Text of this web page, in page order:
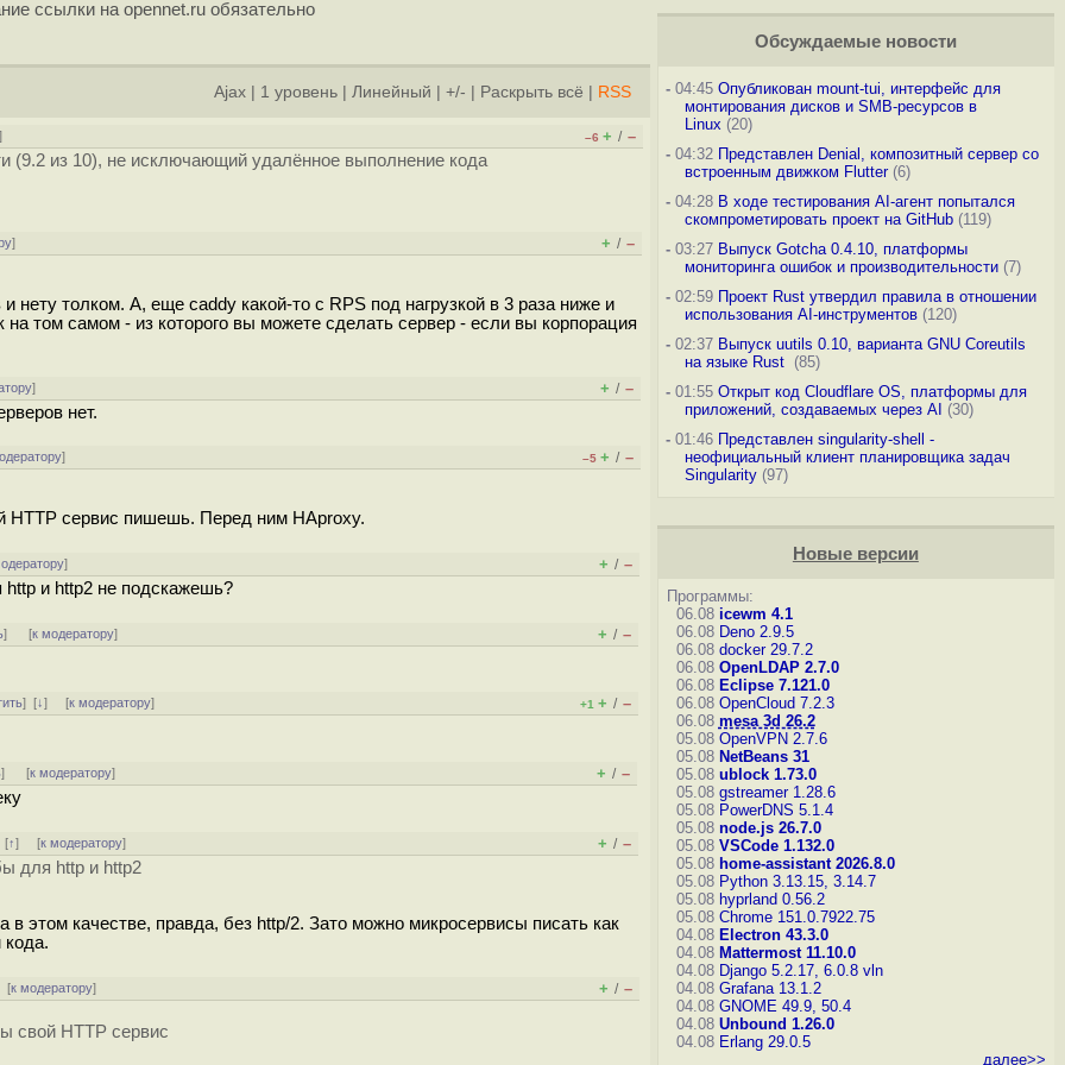
ссылки на opennet.ru обязательно
Ajax 1 уровень Линейный +/- Раскрыть всё RSS
] –6 + / –
(9.2 из 10), не исключающий удалённое выполнение кода
] + / –
нету толком. А, еще caddy какой-то с RPS под нагрузкой в 3 раза ниже и
том самом - из которого вы можете сделать сервер - если вы корпорация
] + / –
нет.
] –5 + / –
HTTP сервис пишешь. Перед ним HAproxy.
] + / –
и http2 не подскажешь?
] [к модератору] + / –
][↓] [к модератору] +1 + / –
] [к модератору] + / –
[↑] [к модератору] + / –
для http и http2
этом качестве, правда, без http/2. Зато можно микросервисы писать как
[к модератору] + / –
свой HTTP сервис
Обсуждаемые новости
-04:45 Опубликован mount-tui, интерфейс для
монтирования дисков и SMB-ресурсов в
Linux (20)
-04:32 Представлен Denial, композитный сервер со
встроенным движком Flutter(6)
-04:28 В ходе тестирования AI-агент попытался
скомпрометировать проект на GitHub(119)
-03:27 Выпуск Gotcha 0.4.10, платформы
мониторинга ошибок и производительности(7)
-02:59 Проект Rust утвердил правила в отношении
использования AI-инструментов(120)
-02:37 Выпуск uutils 0.10, варианта GNU Coreutils
на языке Rust (85)
-01:55 Открыт код Cloudflare OS, платформы для
приложений, создаваемых через AI (30)
-01:46 Представлен singularity-shell -
неофициальный клиент планировщика задач
Singularity(97)
Новые версии
Программы:
06.08 icewm 4.1
06.08 Deno 2.9.5
06.08 docker 29.7.2
06.08 OpenLDAP 2.7.0
06.08 Eclipse 7.121.0
06.08 OpenCloud 7.2.3
06.08 mesa 3d 26.2
05.08 OpenVPN 2.7.6
05.08 NetBeans 31
05.08 ublock 1.73.0
05.08 gstreamer 1.28.6
05.08 PowerDNS 5.1.4
05.08 node.js 26.7.0
05.08 VSCode 1.132.0
05.08 home-assistant 2026.8.0
05.08 Python 3.13.15, 3.14.7
05.08 hyprland 0.56.2
05.08 Chrome 151.0.7922.75
04.08 Electron 43.3.0
04.08 Mattermost 11.10.0
04.08 Django 5.2.17, 6.0.8 vln
04.08 Grafana 13.1.2
04.08 GNOME 49.9, 50.4
04.08 Unbound 1.26.0
04.08 Erlang 29.0.5
далее>>